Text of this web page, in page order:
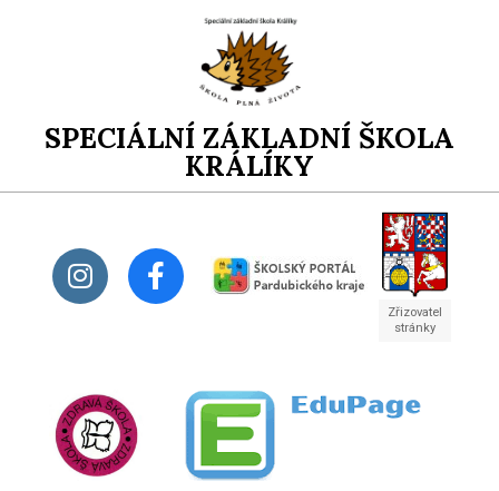
SPECIÁLNÍ ZÁKLADNÍ ŠKOLA
KRÁLÍKY
Zřizovatel
stránky